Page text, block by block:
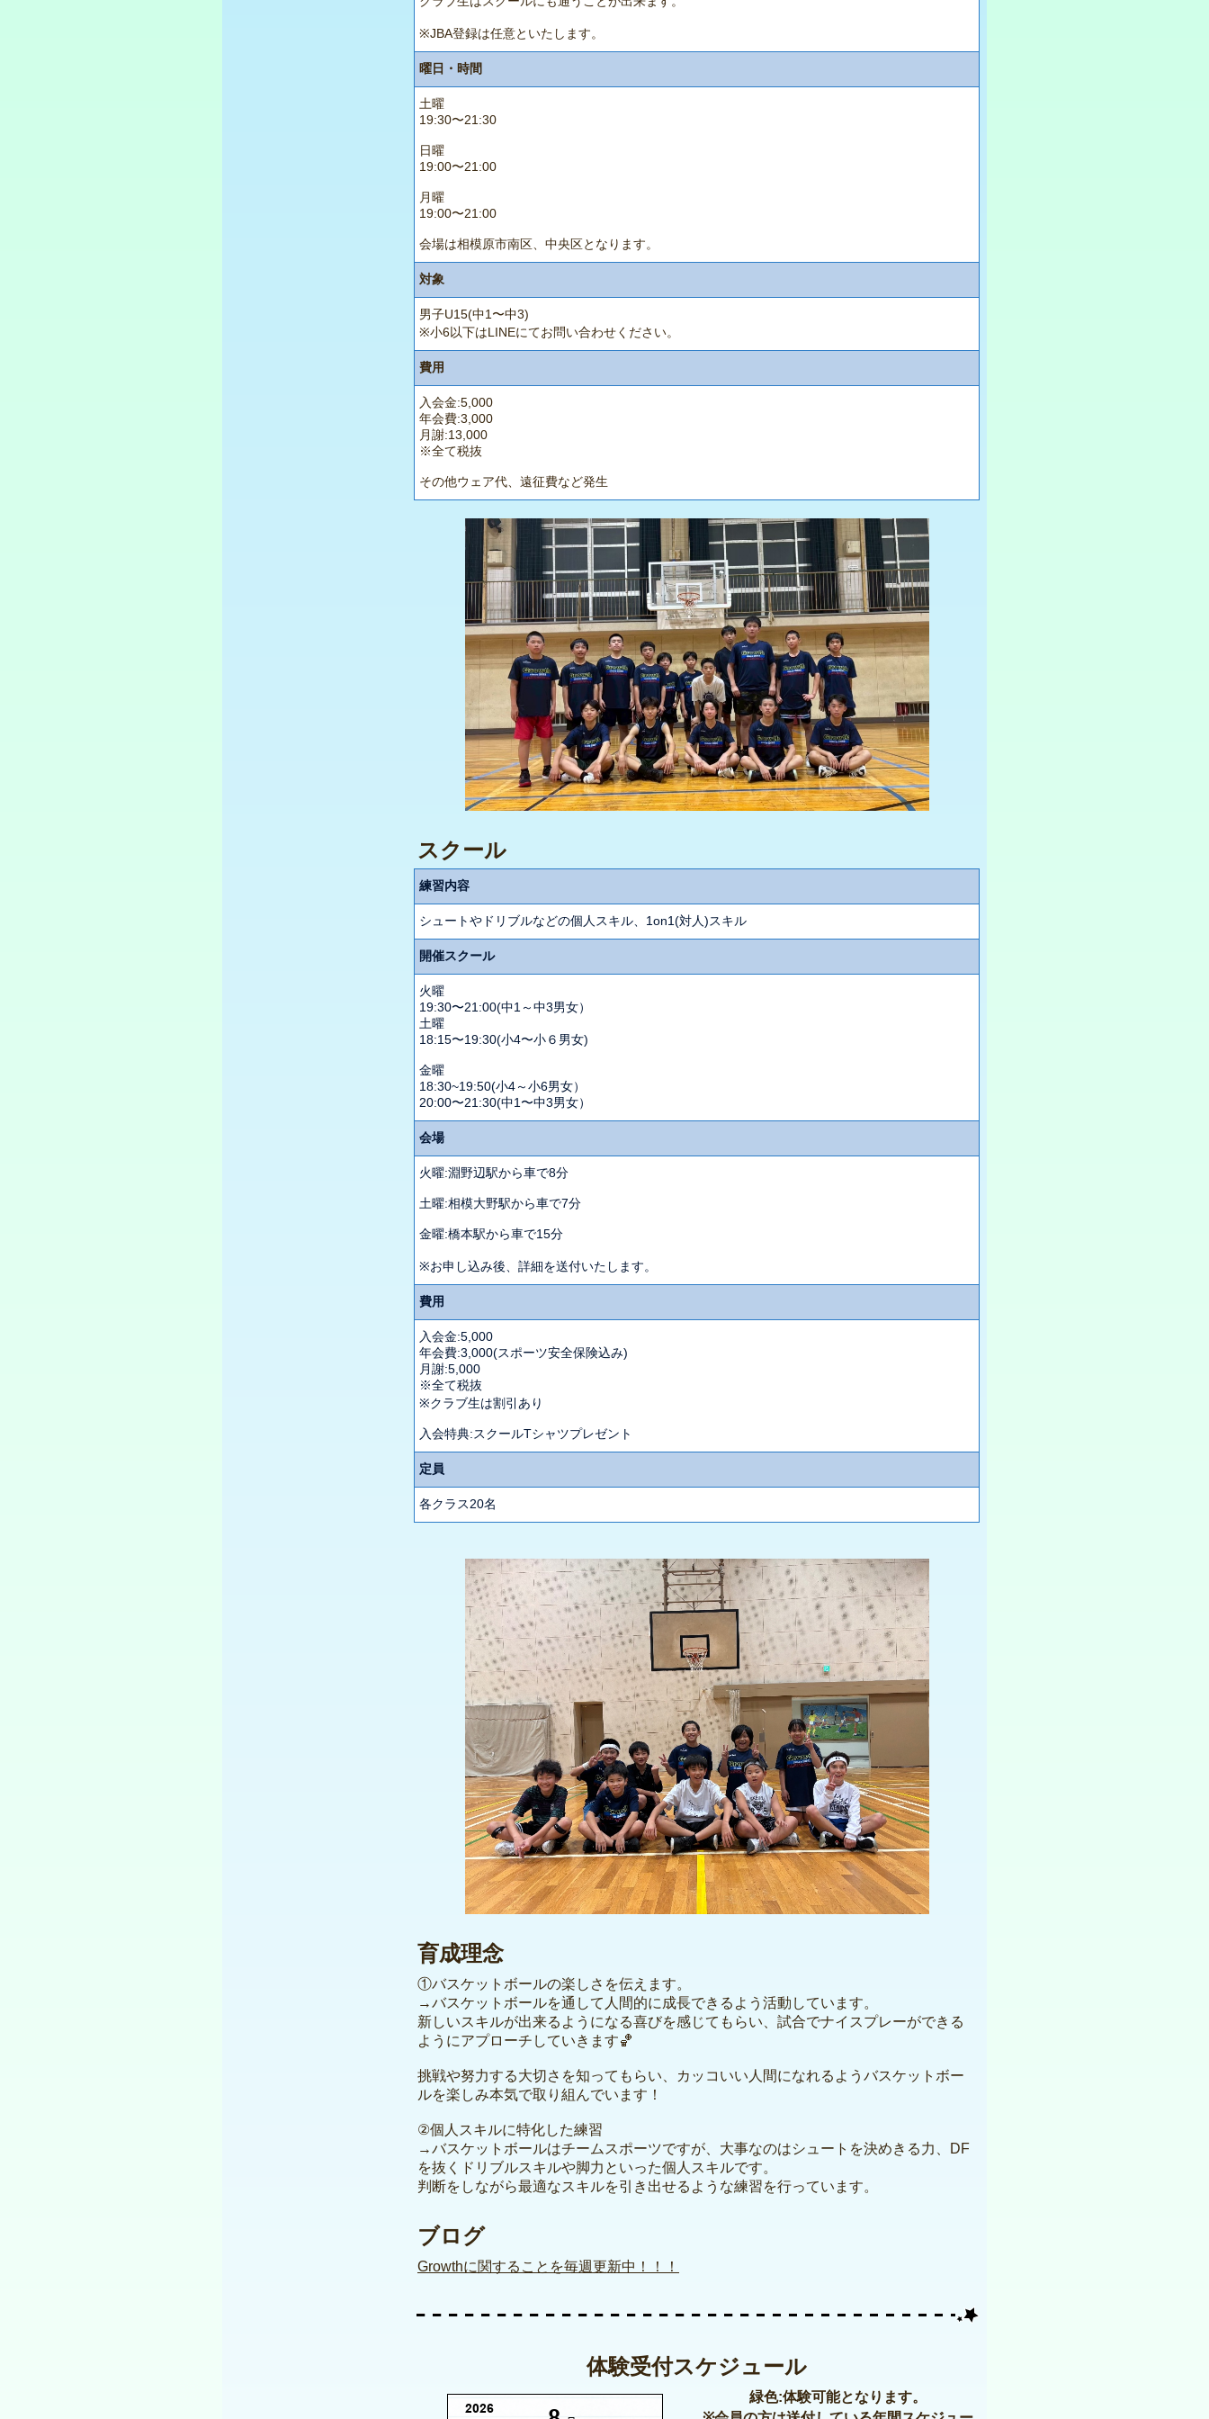
※JBA登録は任意といたします。
曜日・時間
土曜
19:30〜21:30
日曜
19:00〜21:00
月曜
19:00〜21:00
会場は相模原市南区、中央区となります。
対象
男子U15(中1〜中3)
※小6以下はLINEにてお問い合わせください。
費用
入会金:5,000
年会費:3,000
月謝:13,000
※全て税抜
その他ウェア代、遠征費など発生
スクール
練習内容
シュートやドリブルなどの個人スキル、1on1(対人)スキル
開催スクール
火曜
19:30〜21:00(中1～中3男女）
土曜
18:15〜19:30(小4〜小６男女)
金曜
18:30~19:50(小4～小6男女）
20:00〜21:30(中1〜中3男女）
会場
火曜:淵野辺駅から車で8分
土曜:相模大野駅から車で7分
金曜:橋本駅から車で15分
※お申し込み後、詳細を送付いたします。
費用
入会金:5,000
年会費:3,000(スポーツ安全保険込み)
月謝:5,000
※全て税抜
※クラブ生は割引あり
入会特典:スクールTシャツプレゼント
定員
各クラス20名
育成理念
①バスケットボールの楽しさを伝えます。
→バスケットボールを通して人間的に成長できるよう活動しています。
新しいスキルが出来るようになる喜びを感じてもらい、試合でナイスプレーができる
ようにアプローチしていきます🏀
挑戦や努力する大切さを知ってもらい、カッコいい人間になれるようバスケットボー
ルを楽しみ本気で取り組んでいます！
②個人スキルに特化した練習
→バスケットボールはチームスポーツですが、大事なのはシュートを決めきる力、DF
を抜くドリブルスキルや脚力といった個人スキルです。
判断をしながら最適なスキルを引き出せるような練習を行っています。
ブログ
Growthに関することを毎週更新中！！！
体験受付スケジュール
緑色:体験可能となります。